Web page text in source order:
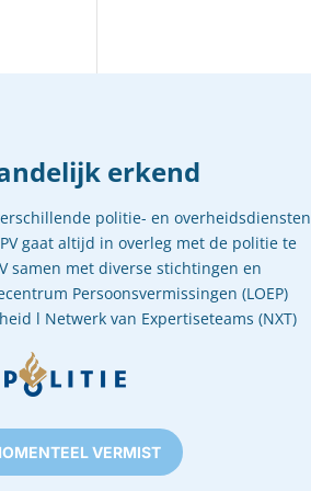
erkend
politie- en overheidsdiensten
gaat altijd in overleg met de politie te
samen met diverse stichtingen en
Persoonsvermissingen (LOEP)
l Netwerk van Expertiseteams (NXT)
VERMIST